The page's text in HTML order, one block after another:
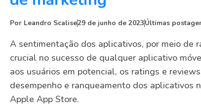
Por Leandro Scalise29 de junho de 2023Últimas
A sentimentação dos aplicativos, por meio de
crucial no sucesso de qualquer aplicativo
aos usuários em potencial, os ratings e
desempenho e ranqueamento dos aplicativos
Apple App Store.